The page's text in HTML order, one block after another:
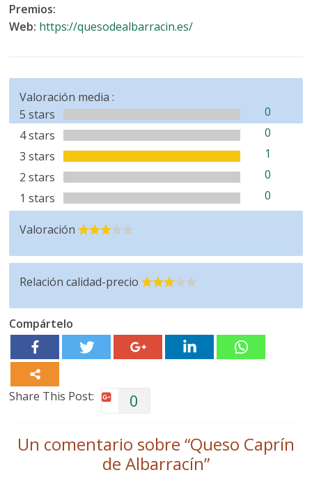
Premios:
Web: https://quesodealbarracin.es/
Valoración media :
5 stars
0
4 stars
0
3 stars
1
2 stars
0
1 stars
0
Valoración
Relación calidad-precio
Compártelo
Share This Post: 0
Un comentario sobre “Queso Caprín
de Albarracín”